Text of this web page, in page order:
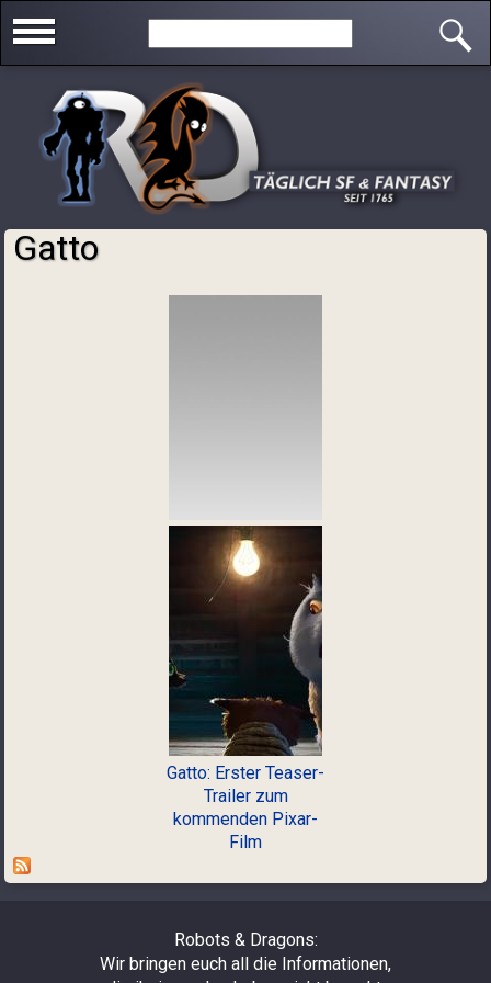
Sie sind hier
Gatto
Gatto: Erster Teaser-
Trailer zum
kommenden Pixar-
Film
Robots & Dragons:
Wir bringen euch all die Informationen,